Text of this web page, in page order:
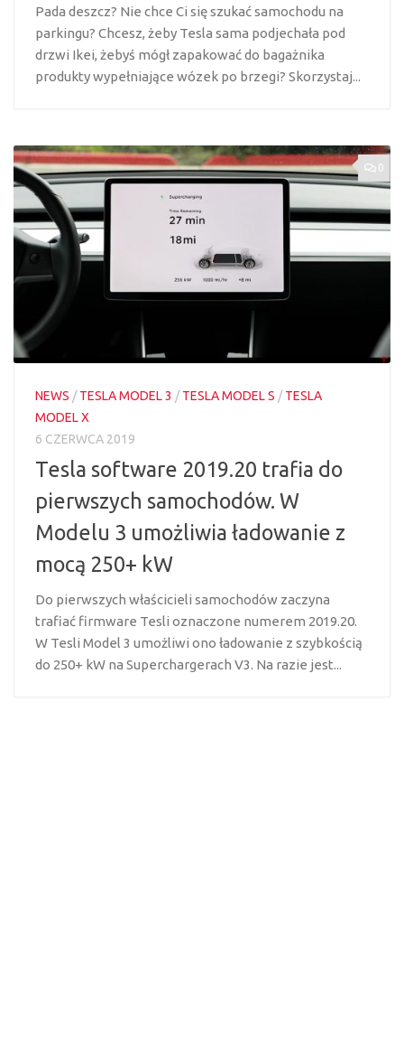
Pada deszcz? Nie chce Ci się szukać samochodu na
parkingu? Chcesz, żeby Tesla sama podjechała pod
drzwi Ikei, żebyś mógł zapakować do bagażnika
produkty wypełniające wózek po brzegi? Skorzystaj...
0
NEWS /TESLA MODEL 3 /TESLA MODEL S /TESLA
MODEL X
6 CZERWCA 2019
Tesla software 2019.20 trafia do
pierwszych samochodów. W
Modelu 3 umożliwia ładowanie z
mocą 250+ kW
Do pierwszych właścicieli samochodów zaczyna
trafiać firmware Tesli oznaczone numerem 2019.20.
W Tesli Model 3 umożliwi ono ładowanie z szybkością
do 250+ kW na Superchargerach V3. Na razie jest...